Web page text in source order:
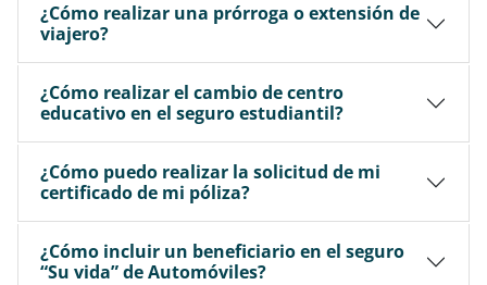
¿Cómo realizar una prórroga o extensión de
viajero?
¿Cómo realizar el cambio de centro
educativo en el seguro estudiantil?
¿Cómo puedo realizar la solicitud de mi
certificado de mi póliza?
¿Cómo incluir un beneficiario en el seguro
“Su vida” de Automóviles?